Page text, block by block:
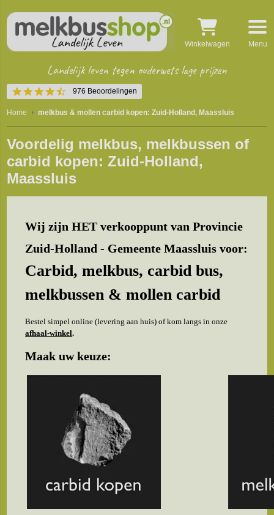
4.5
star
rating
976 Beoordelingen
Landelijk leven tegen ouderwets lage prijzen
Winkelwagen Menu
Home melkbus & mollen carbid kopen: Zuid-Holland, Maassluis
Voordelig melkbus, melkbussen of
carbid kopen: Zuid-Holland,
Maassluis
Wij zijn HET verkooppunt van Provincie
Zuid-Holland - Gemeente Maassluis voor:
Carbid, melkbus, carbid bus,
melkbussen & mollen carbid
Bestel simpel online (levering aan huis) of kom langs in onze
afhaal-winkel.
Maak uw keuze: